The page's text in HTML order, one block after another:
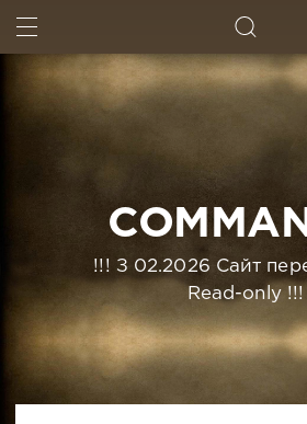
!!! З 02.2026 Сайт
Read-only !!!